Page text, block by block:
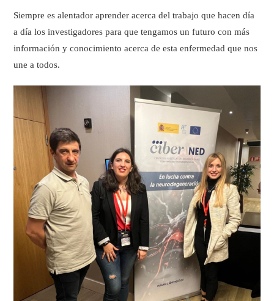
Siempre es alentador aprender acerca del trabajo que hacen día
a día los investigadores para que tengamos un futuro con más
información y conocimiento acerca de esta enfermedad que nos
une a todos.